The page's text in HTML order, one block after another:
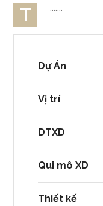
T .......
Dự Án
Vị trí
DTXD
Qui mô XD
Thiết kế